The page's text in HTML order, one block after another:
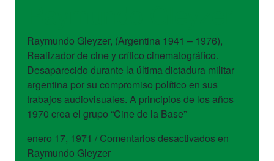
Raymundo Gleyzer, (Argentina 1941 – 1976),
Realizador de cine y crítico cinematográfico.
Desaparecido durante la última dictadura militar
argentina por su compromiso político en sus
trabajos audiovisuales. A principios de los años
1970 crea el grupo “Cine de la Base”
enero 17, 1971 / Comentarios desactivadosen
Raymundo Gleyzer